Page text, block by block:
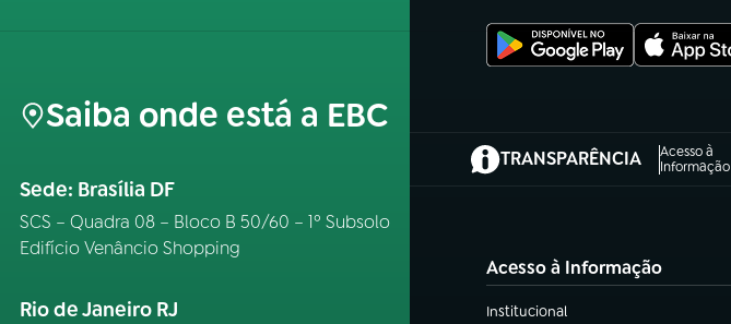
Saiba onde está a EBC
Sede: Brasília DF
SCS – Quadra 08 – Bloco B 50/60 – 1º Subsolo
Edifício Venâncio Shopping
Rio de Janeiro RJ
TRANSPARÊNCIA
Acesso à
Informação
(abre em nova aba)
Acesso à Informação
Institucional
(abre em nova aba)